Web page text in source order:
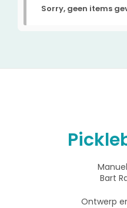
Sorry, geen items
Bart
Ontwerp